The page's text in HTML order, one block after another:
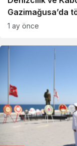
Gazimağusa’da
1 ay önce